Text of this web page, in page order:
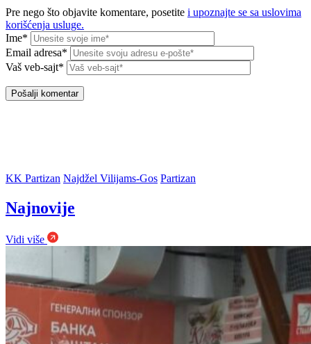
Pre nego što objavite komentare, posetite i upoznajte se sa uslovima
korišćenja usluge.
Ime*
Email adresa*
Vaš veb-sajt*
KK Partizan Najdžel Vilijams-Gos Partizan
Najnovije
Vidi više